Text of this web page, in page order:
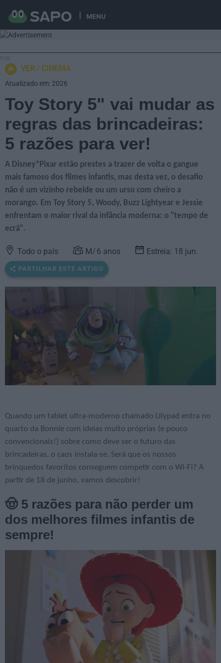
MENU
VER CINEMA
Toy Story 5" vai mudar as
regras das brincadeiras:
5 razões para ver!
A Disney*Pixar estão prestes a trazer de volta o gangue
mais famoso dos filmes infantis, mas desta vez, o desafio
não é um vizinho rebelde ou um urso com cheiro a
morango. Em Toy Story 5, Woody, Buzz Lightyear e Jessie
enfrentam o maior rival da infância moderna: o "tempo de
ecrã".
Todo o país 6 anos Estreia: 18 jun.
PARTILHAR ESTE ARTIGO
Quando um tablet ultra-moderno chamado Lilypad entra no
quarto da Bonnie com ideias muito próprias (e pouco
convencionais!) sobre como deve ser o futuro das
brincadeiras, o caos instala-se. Será que os nossos
brinquedos favoritos conseguem competir com o Wi-Fi? A
partir de 18 de junho, vamos descobrir!
🤠 5 razões para não perder um
dos melhores filmes infantis de
sempre!
Atualizado em: 2026